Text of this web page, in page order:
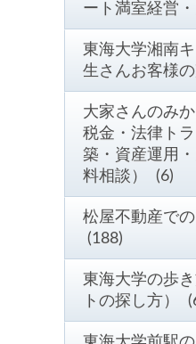
ート満室経営
東海大学湘南
生さんお客様
大家さんのみ
税金・法律ト
築・資産運用
料相談） (6)
松屋不動産で
(188)
東海大学の歩
トの探し方）